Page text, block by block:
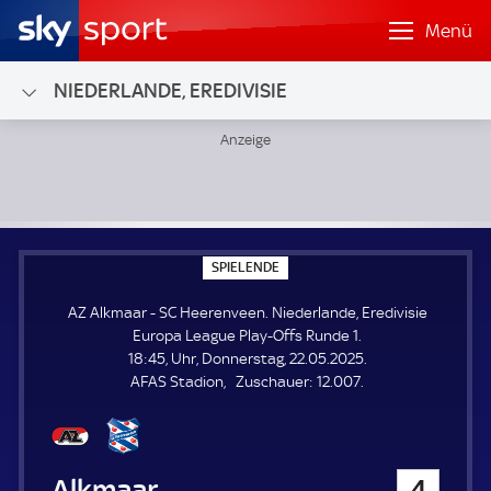
Menü
NIEDERLANDE, EREDIVISIE
SPIELENDE
P
E
L
E
N
E
AZ Alkmaar - SC Heerenveen. Niederlande, Eredivisie
Europa League Play-Offs Runde 1.
18:45, Uhr, Donnerstag, 22.05.2025.
AFAS Stadion
Zuschauer: Z
12.007.